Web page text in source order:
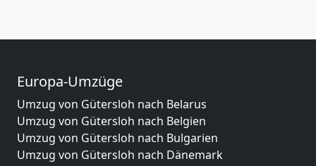
Europa-Umzüge
Umzug von Gütersloh nach Belarus
Umzug von Gütersloh nach Belgien
Umzug von Gütersloh nach Bulgarien
Umzug von Gütersloh nach Dänemark